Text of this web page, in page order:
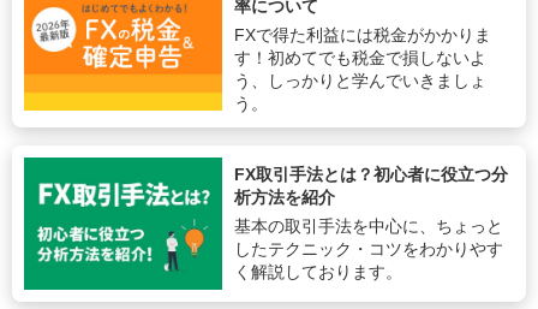
率について
FXで得た利益には税金がかかりま
す！初めてでも税金で損しないよ
う、しっかりと学んでいきましょ
う。
FX取引手法とは？初心者に役立つ分
析方法を紹介
基本の取引手法を中心に、ちょっと
したテクニック・コツをわかりやす
く解説しております。